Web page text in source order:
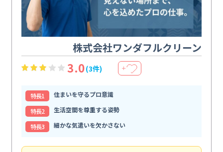
株式会社ワンダフルクリーン
3.0(3件) ＋
特⻑1
住まいを守るプロ意識
特⻑2
生活空間を尊重する姿勢
特⻑3
細かな気遣いを欠かさない